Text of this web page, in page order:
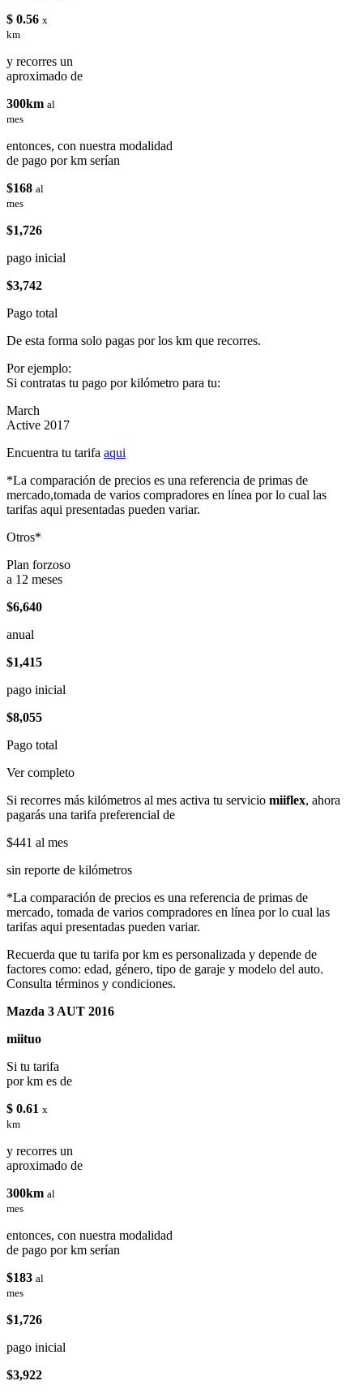
$ 0.56 x
km
y recorres un
aproximado de
300km al
mes
entonces, con nuestra modalidad
de pago por km serían
$168 al
mes
$1,726
pago inicial
$3,742
Pago total
De esta forma solo pagas por los km que recorres.
Por ejemplo:
Si contratas tu pago por kilómetro para tu:
March
Active 2017
Encuentra tu tarifa aqui
*La comparación de precios es una referencia de primas de
mercado,tomada de varios compradores en línea por lo cual las
tarifas aqui presentadas pueden variar.
Otros*
Plan forzoso
a 12 meses
$6,640
anual
$1,415
pago inicial
$8,055
Pago total
Ver completo
Si recorres más kilómetros al mes activa tu servicio miiflex, ahora
pagarás una tarifa preferencial de
$441 al mes
sin reporte de kilómetros
*La comparación de precios es una referencia de primas de
mercado, tomada de varios compradores en línea por lo cual las
tarifas aqui presentadas pueden variar.
Recuerda que tu tarifa por km es personalizada y depende de
factores como: edad, género, tipo de garaje y modelo del auto.
Consulta términos y condiciones.
Mazda 3 AUT 2016
miituo
Si tu tarifa
por km es de
$ 0.61 x
km
y recorres un
aproximado de
300km al
mes
entonces, con nuestra modalidad
de pago por km serían
$183 al
mes
$1,726
pago inicial
$3,922